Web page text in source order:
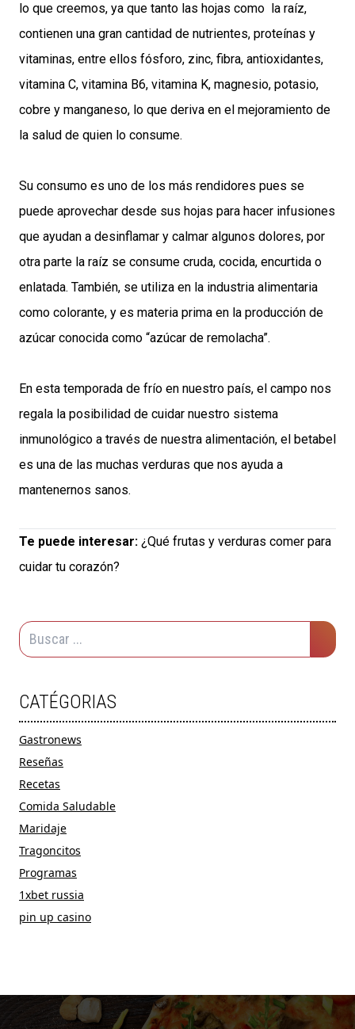
lo que creemos, ya que tanto las hojas como la raíz,
contienen una gran cantidad de nutrientes, proteínas y
vitaminas, entre ellos fósforo, zinc, fibra, antioxidantes,
vitamina C, vitamina B6, vitamina K, magnesio, potasio,
cobre y manganeso, lo que deriva en el mejoramiento de
la salud de quien lo consume.
Su consumo es uno de los más rendidores pues se
puede aprovechar desde sus hojas para hacer infusiones
que ayudan a desinflamar y calmar algunos dolores, por
otra parte la raíz se consume cruda, cocida, encurtida o
enlatada. También, se utiliza en la industria alimentaria
como colorante, y es materia prima en la producción de
azúcar conocida como “azúcar de remolacha”.
En esta temporada de frío en nuestro país, el campo nos
regala la posibilidad de cuidar nuestro sistema
inmunológico a través de nuestra alimentación, el betabel
es una de las muchas verduras que nos ayuda a
mantenernos sanos.
Te puede interesar: ¿Qué frutas y verduras comer para
cuidar tu corazón?
CATÉGORIAS
Gastronews
Reseñas
Recetas
Comida Saludable
Maridaje
Tragoncitos
Programas
1xbet russia
pin up casino